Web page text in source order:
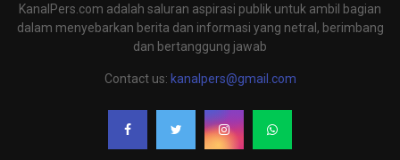
KanalPers.com adalah saluran aspirasi publik untuk ambil bagian
dalam menyebarkan berita dan informasi yang netral, berimbang
dan bertanggung jawab
Contact us: kanalpers@gmail.com